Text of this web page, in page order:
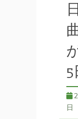
5
日